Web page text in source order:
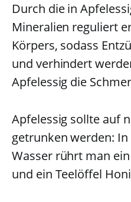
Durch die in
Mineralien reguliert
Körpers, sodass
und verhindert
Apfelessig die
Apfelessig sollte auf
getrunken werden:
Wasser rührt man
und ein Teelöffel